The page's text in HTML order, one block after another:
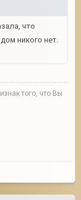
что
никого нет.
того, что Вы